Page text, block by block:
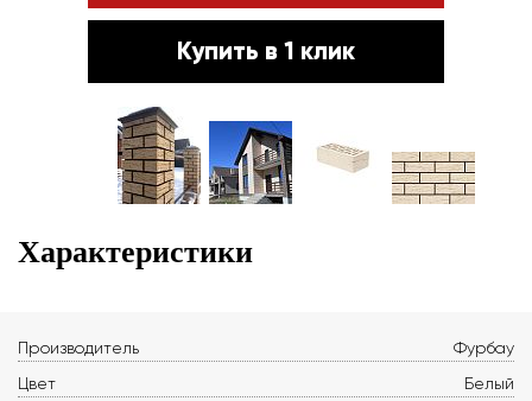
Купить в 1 клик
Характеристики
Производитель
Фурбау
Цвет
Белый